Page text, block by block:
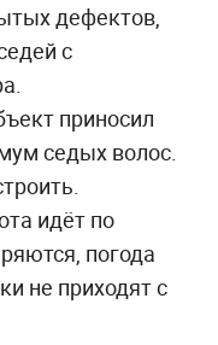
дефектов,
с
приносил
седых волос.
идёт по
погода
не приходят с